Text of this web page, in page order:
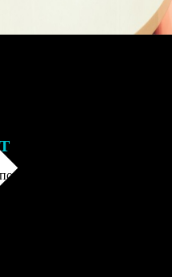
заказа к печати
могут связаться с Вами
телефону или email для
деталей.